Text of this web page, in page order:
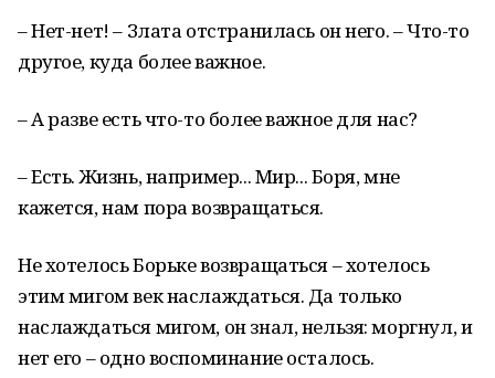
– Нет-нет! – Злата отстранилась он него. – Что-то
другое, куда более важное.
– А разве есть что-то более важное для нас?
– Есть. Жизнь, например... Мир... Боря, мне
кажется, нам пора возвращаться.
Не хотелось Борьке возвращаться – хотелось
этим мигом век наслаждаться. Да только
наслаждаться мигом, он знал, нельзя: моргнул, и
нет его – одно воспоминание осталось.